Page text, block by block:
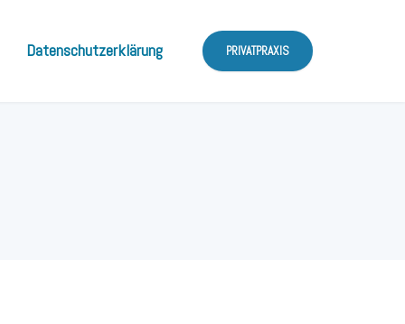
Datenschutzerklärung PRIVATPRAXIS